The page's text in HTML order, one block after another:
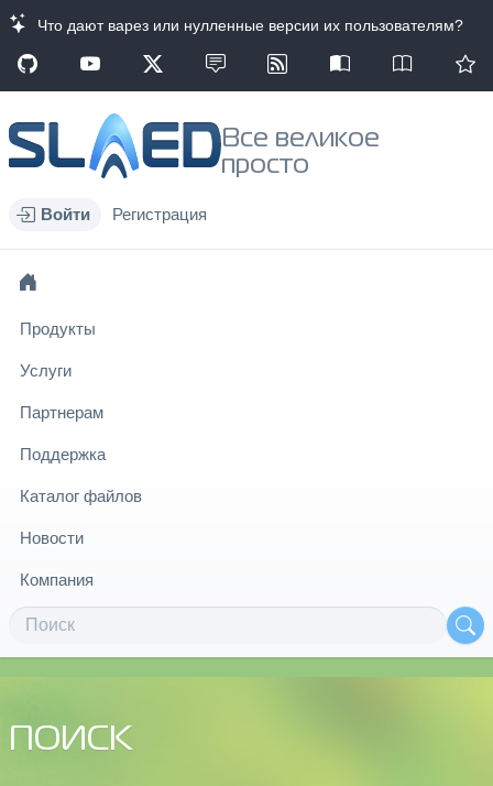
Что дают варез или нулленные версии их пользователям?
Все великое
просто
Войти Регистрация
Продукты
Услуги
Партнерам
Поддержка
Каталог файлов
Новости
Компания
ПОИСК